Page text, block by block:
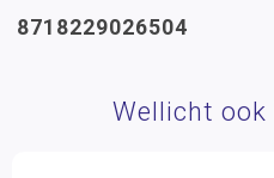
8718229026504
Wellicht ook